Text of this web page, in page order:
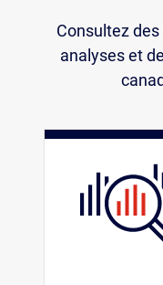
Consultez
analyses et